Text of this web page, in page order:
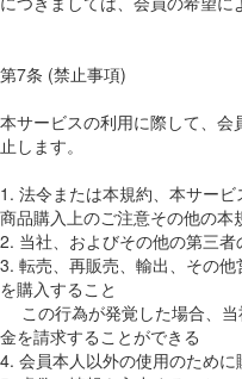
第7条 (禁止事項)
本サービスの利用に際して、
止します。
1. 法令または本規約、本サー
商品購入上のご注意その他の本
2. 当社、およびその他の第三
3. 転売、再販売、輸出、その
を購入すること
この行為が発覚した場合、当
金を請求することができる
4. 会員本人以外の使用のために